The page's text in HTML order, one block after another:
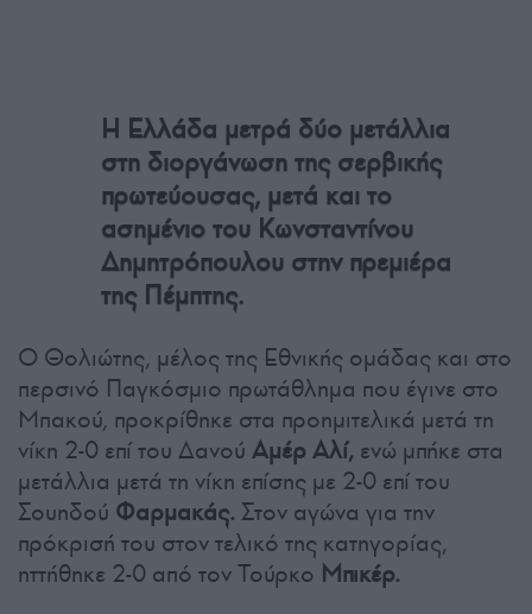
Η Ελλάδα μετρά δύο μετάλλια
στη διοργάνωση της σερβικής
πρωτεύουσας, μετά και το
ασημένιο του Κωνσταντίνου
Δημητρόπουλου στην πρεμιέρα
της Πέμπτης.
Ο Θολιώτης, μέλος της Εθνικής ομάδας και στο
περσινό Παγκόσμιο πρωτάθλημα που έγινε στο
Μπακού, προκρίθηκε στα προημιτελικά μετά τη
νίκη 2-0 επί του Δανού Αμέρ Αλί, ενώ μπήκε στα
μετάλλια μετά τη νίκη επίσης με 2-0 επί του
Σουηδού Φαρμακάς. Στον αγώνα για την
πρόκρισή του στον τελικό της κατηγορίας,
ηττήθηκε 2-0 από τον Τούρκο Μπικέρ.